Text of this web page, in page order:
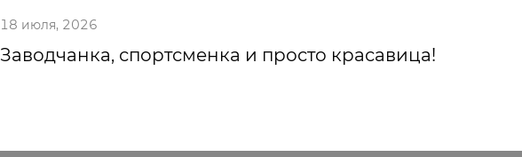
18 июля, 2026
Заводчанка, спортсменка и просто красавица!